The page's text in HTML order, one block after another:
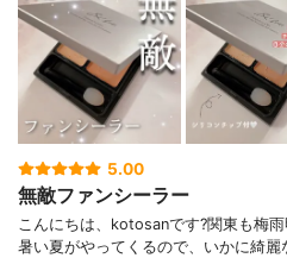
5.00
無敵ファンシーラー
こんにちは、kotosanです?関東も梅
暑い夏がやってくるので、いかに綺